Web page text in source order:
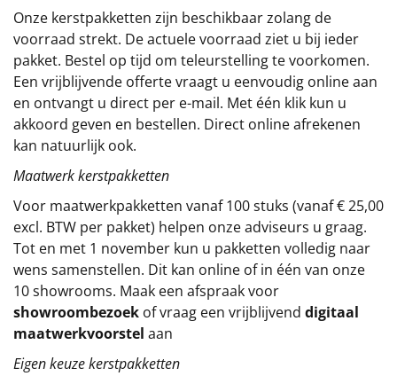
Kerstgeschenken 2026
Relatiegeschenken
Cadeaubon
Per stuk
Alle overige
Onze kerstpakketten zijn beschikbaar zolang de
voorraad strekt. De actuele voorraad ziet u bij ieder
pakket. Bestel op tijd om teleurstelling te voorkomen.
Een vrijblijvende offerte vraagt u eenvoudig online aan
en ontvangt u direct per e-mail. Met één klik kun u
akkoord geven en bestellen. Direct online afrekenen
kan natuurlijk ook.
Maatwerk kerstpakketten
Voor maatwerkpakketten vanaf 100 stuks (vanaf € 25,00
excl. BTW per pakket) helpen onze adviseurs u graag.
Tot en met 1 november kun u pakketten volledig naar
wens samenstellen. Dit kan online of in één van onze
10 showrooms. Maak een afspraak voor
showroombezoek of vraag een vrijblijvend digitaal
maatwerkvoorstel aan
Eigen keuze kerstpakketten